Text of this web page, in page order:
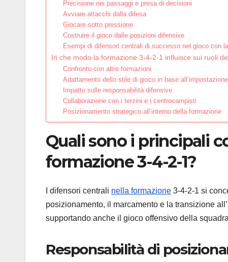
Precisione nei passaggi e presa di decisioni
Avviare attacchi dalla difesa
Giocare sotto pressione
Costruire il gioco dalle posizioni difensive
Esempi di difensori centrali di successo nel gioco con
In che modo la formazione 3-4-2-1 influisce sui ruoli
Confronto con altre formazioni
Adattamento dello stile di gioco in base
Impatto sulle responsabilità difensive
Collaborazione con i terzini e i centrocampisti
Posizionamento strategico all’interno della formazione
Quali sono i principali
formazione 3-4-2-1?
I difensori centrali nella formazione 3-4-2-1 si
posizionamento, il marcamento e la transizione
supportando anche il gioco offensivo della
Responsabilità di